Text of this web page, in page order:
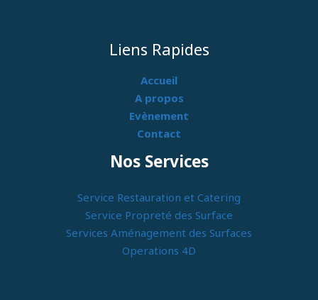
Liens Rapides
Accueil
A propos
Evènement
Contact
Nos Services
Service Restauration et Catering
Service Propreté des Surface
Services Aménagement des Surfaces
Operations 4D